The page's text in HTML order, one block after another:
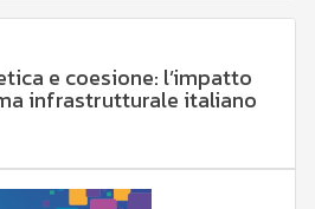
e coesione: l’impatto
infrastrutturale italiano